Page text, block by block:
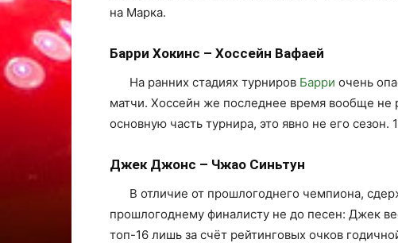
на Марка.
Барри Хокинс – Хоссейн Вафаей
На ранних стадиях турниров Барри очень
матчи. Хоссейн же последнее время вообще не
основную часть турнира, это явно не его сезон.
Джек Джонс – Чжао Синьтун
В отличие от прошлогоднего чемпиона,
прошлогоднему финалисту не до песен: Джек
топ-16 лишь за счёт рейтинговых очков